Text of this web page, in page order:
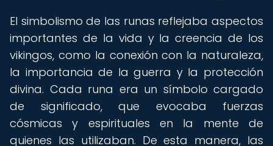
El simbolismo de las runas reflejaba aspectos
importantes de la vida y la creencia de los
vikingos, como la conexión con la naturaleza,
la importancia de la guerra y la protección
divina. Cada runa era un símbolo cargado
de significado, que evocaba fuerzas
cósmicas y espirituales en la mente de
quienes las utilizaban. De esta manera, las